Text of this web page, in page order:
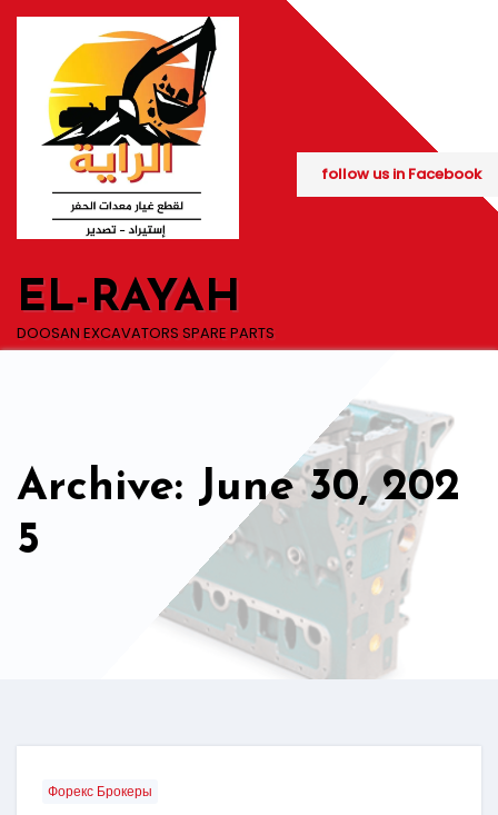
Skip
EL-RAYAH
DOOSAN EXCAVATORS SPARE PARTS
follow us in Facebook
Archive: June 30, 202
5
Форекс Брокеры